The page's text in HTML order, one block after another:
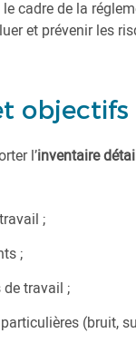
cadre de la
et prévenir les
objectifs
l’inventaire
;
;
travail ;
(bruit,